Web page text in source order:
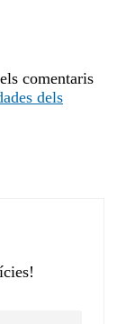
comentaris
dels